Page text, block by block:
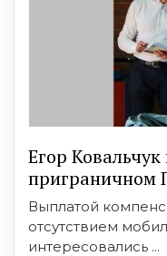
Егор
приграничном
Выплатой
отсутствием
интересовались ...